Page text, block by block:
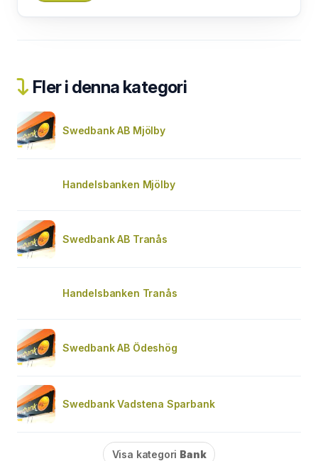
Fler i denna kategori
Swedbank AB Mjölby
Handelsbanken Mjölby
Swedbank AB Tranås
Handelsbanken Tranås
Swedbank AB Ödeshög
Swedbank Vadstena Sparbank
Visa kategori Bank